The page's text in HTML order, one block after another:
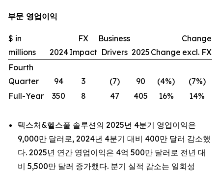
부문 영업이익
$ in
millions
2024
FX
Impact
Business
Drivers 2025 Change
Change
excl. FX
Fourth
Quarter
94 3 (7) 90 (4%)
(7%)
Full-Year
350 8 47 405 16% 14%
텍스처&헬스풀 솔루션의 2025년 4분기 영업이익은
9,000만 달러로, 2024년 4분기 대비 400만 달러 감소했
다. 2025년 연간 영업이익은 4억 500만 달러로 전년 대
비 5,500만 달러 증가했다. 분기 실적 감소는 일회성